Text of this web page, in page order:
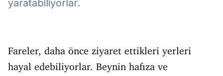
yaratabiliyorlar.
Fareler, daha önce ziyaret ettikleri yerleri
hayal edebiliyorlar. Beynin hafıza ve